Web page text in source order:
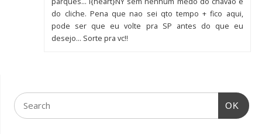
do cliche. Pena que nao sei qto tempo + fico aqui,
pode ser que eu volte pra SP antes do que eu
desejo… Sorte pra vc!!
OK